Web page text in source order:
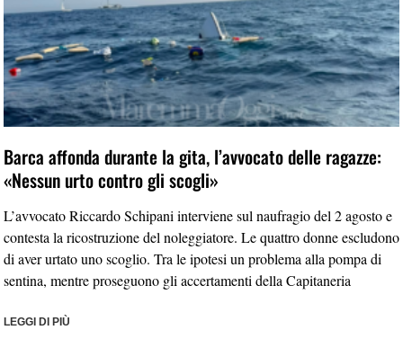
Barca affonda durante la gita, l’avvocato delle ragazze:
«Nessun urto contro gli scogli»
L’avvocato Riccardo Schipani interviene sul naufragio del 2 agosto e
contesta la ricostruzione del noleggiatore. Le quattro donne escludono
di aver urtato uno scoglio. Tra le ipotesi un problema alla pompa di
sentina, mentre proseguono gli accertamenti della Capitaneria
LEGGI DI PIÙ